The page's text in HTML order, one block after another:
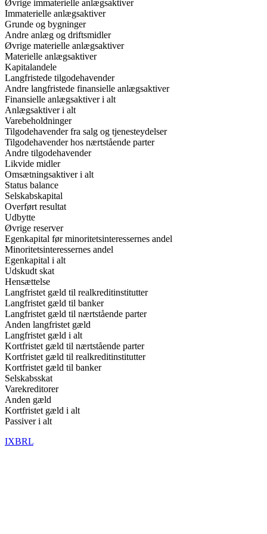
Øvrige immaterielle anlægsaktiver
Immaterielle anlægsaktiver
Grunde og bygninger
Andre anlæg og driftsmidler
Øvrige materielle anlægsaktiver
Materielle anlægsaktiver
Kapitalandele
Langfristede tilgodehavender
Andre langfristede finansielle anlægsaktiver
Finansielle anlægsaktiver i alt
Anlægsaktiver i alt
Varebeholdninger
Tilgodehavender fra salg og tjenesteydelser
Tilgodehavender hos nærtstående parter
Andre tilgodehavender
Likvide midler
Omsætningsaktiver i alt
Status balance
Selskabskapital
Overført resultat
Udbytte
Øvrige reserver
Egenkapital før minoritetsinteressernes andel
Minoritetsinteressernes andel
Egenkapital i alt
Udskudt skat
Hensættelse
Langfristet gæld til realkreditinstitutter
Langfristet gæld til banker
Langfristet gæld til nærtstående parter
Anden langfristet gæld
Langfristet gæld i alt
Kortfristet gæld til nærtstående parter
Kortfristet gæld til realkreditinstitutter
Kortfristet gæld til banker
Selskabsskat
Varekreditorer
Anden gæld
Kortfristet gæld i alt
Passiver i alt
IXBRL